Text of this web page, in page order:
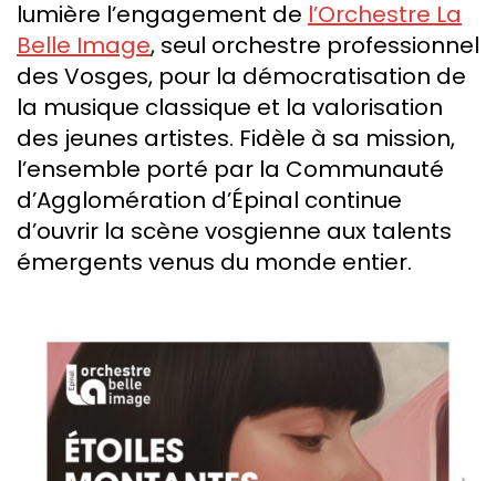
lumière l’engagement de l’Orchestre La
Belle Image, seul orchestre professionnel
des Vosges, pour la démocratisation de
la musique classique et la valorisation
des jeunes artistes. Fidèle à sa mission,
l’ensemble porté par la Communauté
d’Agglomération d’Épinal continue
d’ouvrir la scène vosgienne aux talents
émergents venus du monde entier.